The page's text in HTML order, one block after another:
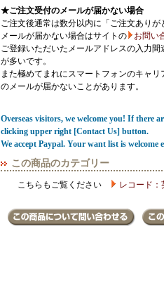
★ご注文受付のメールが届かない場合
ご注文後通常は数分以内に「ご注文あり
メールが届かない場合はサイトの
お問い
ご登録いただいたメールアドレスの入力
が多いです。
また極めてまれにスマートフォンのキャリ
のメールが届かないことがあります。
Overseas visitors, we welcome you! If there
clicking upper right [Contact Us] button.
We accept Paypal. Your want list is welcome
この商品のカテゴリー
こちらもご覧ください レコード：